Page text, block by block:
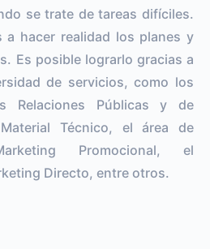
se trate de tareas difíciles.
a hacer realidad los planes y
Es posible lograrlo gracias a
de servicios, como los
Relaciones Públicas y de
Técnico, el área de
Promocional, el
Directo, entre otros.